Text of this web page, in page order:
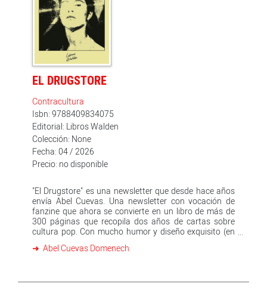
EL DRUGSTORE
Contracultura
Isbn: 9788409834075
Editorial: Libros Walden
Colección: None
Fecha: 04 / 2026
Precio: no disponible
"El Drugstore" es una newsletter que desde hace años
envía Abel Cuevas. Una newsletter con vocación de
fanzine que ahora se convierte en un libro de más de
300 páginas que recopila dos años de cartas sobre
cultura pop. Con mucho humor y diseño exquisito (en
recomendaciones, batallitas y pensamientos sueltos a
2Pac, Robert Altman, Kali Malone, plantas, Jandek, J.
Abel Cuevas Domenech